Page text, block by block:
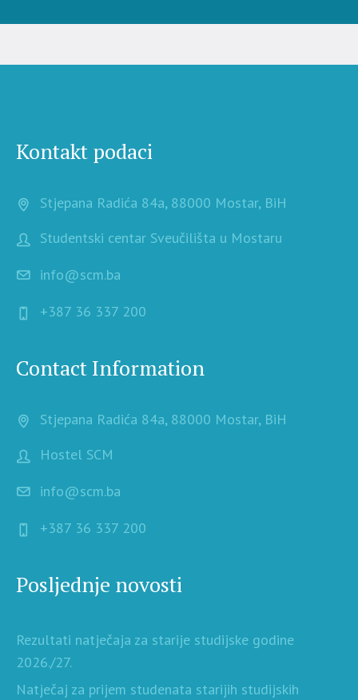
Kontakt podaci
Stjepana Radića 84a, 88000 Mostar, BiH
Studentski centar Sveučilišta u Mostaru
info@scm.ba
+387 36 337 200
Contact Information
Stjepana Radića 84a, 88000 Mostar, BiH
Hostel SCM
info@scm.ba
+387 36 337 200
Posljednje novosti
Rezultati natječaja za starije studijske godine
2026./27.
Natječaj za prijem studenata starijih studijskih